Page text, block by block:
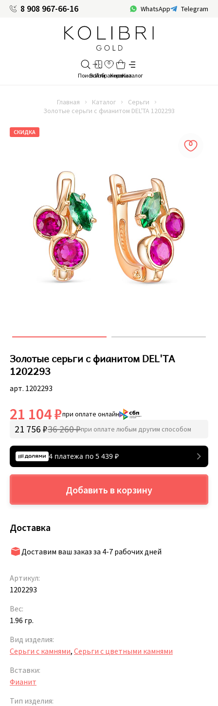
8 908 967-66-16 WhatsApp Telegram
Главная Каталог
Серьги
Золотые серьги с фианитом DEL'TA 1202293
СКИДКА
Золотые серьги с фианитом DEL'TA
1202293
арт. 1202293
21 104 ₽при оплате онлайн
21 756 ₽36 260 ₽при оплате любым другим способом
4 платежа по 5 439 ₽
Добавить в корзину
Доставка
Доставим ваш заказ за 4-7 рабочих дней
Артикул:
1202293
Вес:
1.96 гр.
Вид изделия:
Серьги с камнями, Серьги с цветными камнями
Вставки:
Фианит
Тип изделия: